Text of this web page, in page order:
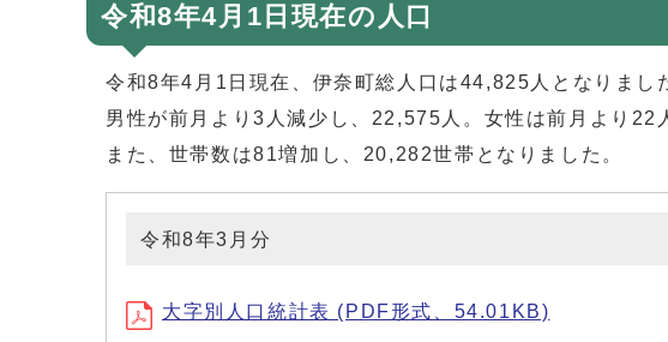
令和8年4月1日現在の人口
令和8年4月1日現在、伊奈町総人口は44,825人となりま
男性が前月より3人減少し、22,575人。女性は前月より22
また、世帯数は81増加し、20,282世帯となりました。
令和8年3月分
大字別人口統計表 (PDF形式、54.01KB)